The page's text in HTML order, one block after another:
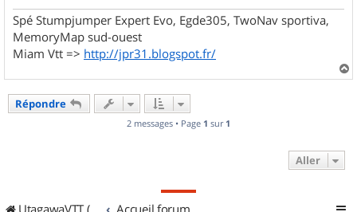
Spé Stumpjumper Expert Evo, Egde305, TwoNav sportiva,
MemoryMap sud-ouest
Miam Vtt => http://jpr31.blogspot.fr/
a
Répondre
2 messages • Page 1 sur 1
Aller
UtagawaVTT (Randos VTT et VTTAE avec traces GPS) Accueil forum